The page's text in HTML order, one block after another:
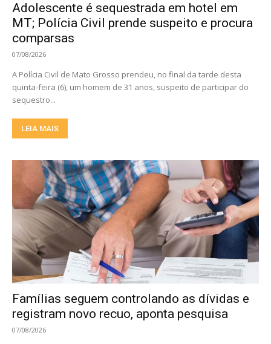
Adolescente é sequestrada em hotel em
MT; Polícia Civil prende suspeito e procura
comparsas
07/08/2026
A Polícia Civil de Mato Grosso prendeu, no final da tarde desta
quinta-feira (6), um homem de 31 anos, suspeito de participar do
sequestro...
LEIA MAIS
Famílias seguem controlando as dívidas e
registram novo recuo, aponta pesquisa
07/08/2026